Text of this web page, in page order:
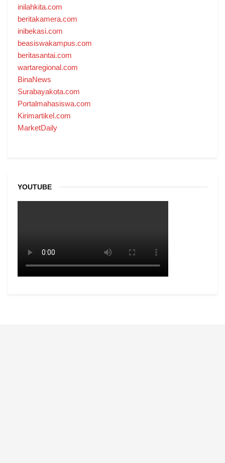
inilahkita.com
beritakamera.com
inibekasi.com
beasiswakampus.com
beritasantai.com
wartaregional.com
BinaNews
Surabayakota.com
Portalmahasiswa.com
Kirimartikel.com
MarketDaily
YOUTUBE